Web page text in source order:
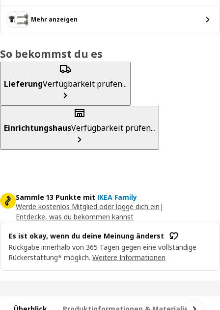
Mehr anzeigen
So bekommst du es
LieferungVerfügbarkeit prüfen...
EinrichtungshausVerfügbarkeit prüfen...
Sammle 13 Punkte mit IKEA Family
Werde kostenlos Mitglied oder logge dich ein |
Entdecke, was du bekommen kannst
Es ist okay, wenn du deine Meinung änderst
Rückgabe innerhalb von 365 Tagen gegen eine vollständige
Rückerstattung* möglich. Weitere Informationen